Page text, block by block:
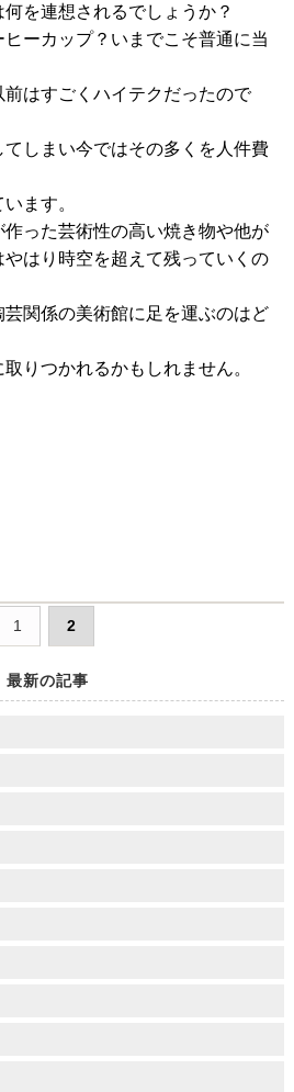
を連想されるでしょうか？
ーカップ？いまでこそ普通に当
はすごくハイテクだったので
しまい今ではその多くを人件費
ます。
った芸術性の高い焼き物や他が
はり時空を超えて残っていくの
関係の美術館に足を運ぶのはど
りつかれるかもしれません。
1 2
最新の記事